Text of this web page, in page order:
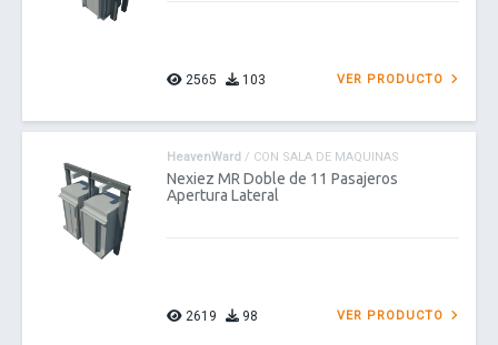
2565 103 VER PRODUCTO
HeavenWard / CON SALA DE MAQUINAS
Nexiez MR Doble de 11 Pasajeros
Apertura Lateral
2619 98 VER PRODUCTO